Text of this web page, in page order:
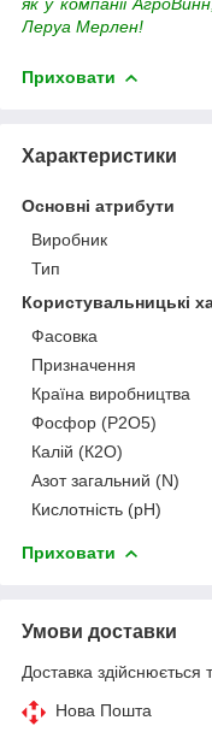
Леруа Мерлен!
Приховати
Характеристики
Основні атрибути
Виробник
Тип
Користувальницькі
Фасовка
Призначення
Країна виробництва
Фосфор (Р2О5)
Калій (К2О)
Азот загальний (N)
Кислотність (pH)
Приховати
Умови доставки
Доставка здійснюється
Нова Пошта